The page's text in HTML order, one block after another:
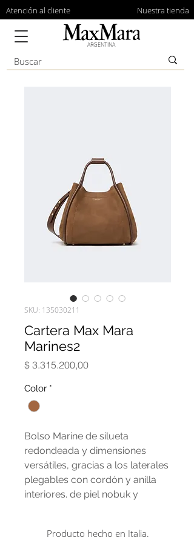
Atención al cliente Nuestra tienda
ARGENTINA
SKU: 135030211
Cartera Max Mara
Marines2
$ 3.315.200,00Precio
Color *
Bolso Marine de silueta
redondeada y dimensiones
versátiles, gracias a los laterales
plegables con cordón y anilla
interiores. de piel nobuk y
Producto hecho en Italia.